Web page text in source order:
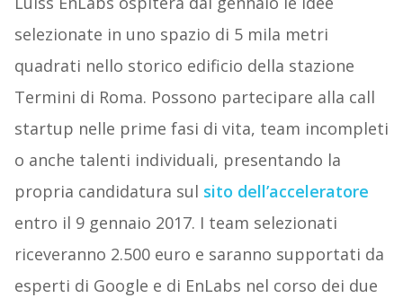
selezionate in uno spazio di 5 mila metri
quadrati nello storico edificio della stazione
Termini di Roma. Possono partecipare alla call
startup nelle prime fasi di vita, team incompleti
o anche talenti individuali, presentando la
propria candidatura sul sito dell’acceleratore
entro il 9 gennaio 2017. I team selezionati
riceveranno 2.500 euro e saranno supportati da
esperti di Google e di EnLabs nel corso dei due